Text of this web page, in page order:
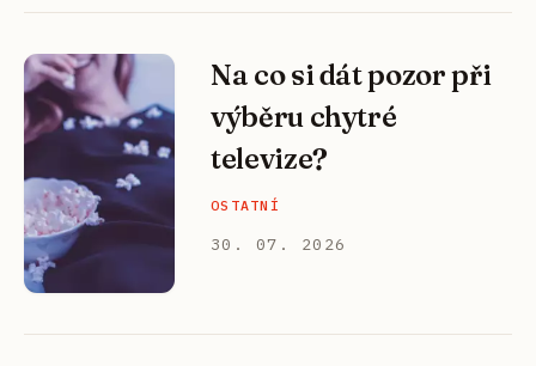
Na co si dát pozor při
výběru chytré
televize?
OSTATNÍ
30. 07. 2026